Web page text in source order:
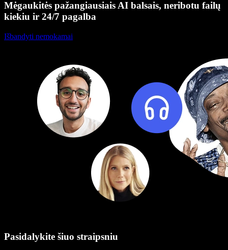
Mėgaukitės pažangiausiais AI balsais, neribotu failų
kiekiu ir 24/7 pagalba
Išbandyti nemokamai
Pasidalykite šiuo straipsniu